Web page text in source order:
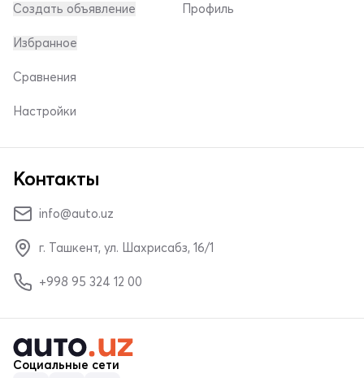
Создать объявление Профиль
Избранное
Сравнения
Настройки
Контакты
info@auto.uz
г. Ташкент, ул. Шахрисабз, 16/1
+998 95 324 12 00
Социальные сети